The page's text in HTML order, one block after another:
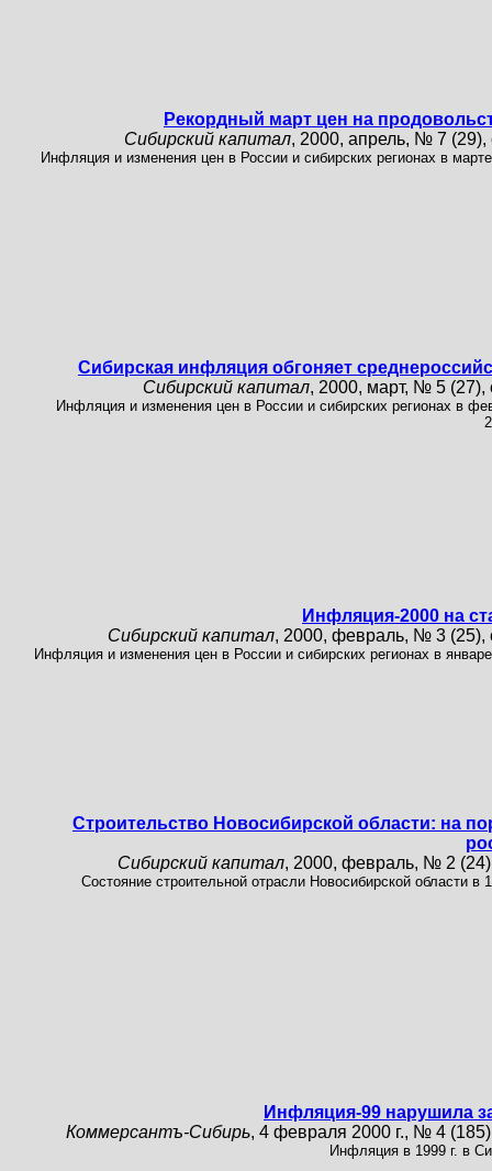
Рекордный март цен на
Сибирский капитал, 2000, апрель, № 7 (29),
Инфляция и изменения цен в России и сибирских регионах в
Сибирская инфляция обгоняет
Сибирский капитал, 2000, март, № 5 (27),
Инфляция и изменения цен в России и сибирских регионах в
Инфляция-2000 на
Сибирский капитал, 2000, февраль, № 3 (25),
Инфляция и изменения цен в России и сибирских регионах в
Строительство Новосибирской области: на
Сибирский капитал, 2000, февраль, № 2
Состояние строительной отрасли Новосибирской области в
Инфляция-99 нарушила
Коммерсантъ-Сибирь, 4 февраля 2000 г., № 4
Инфляция в 1999 г. в